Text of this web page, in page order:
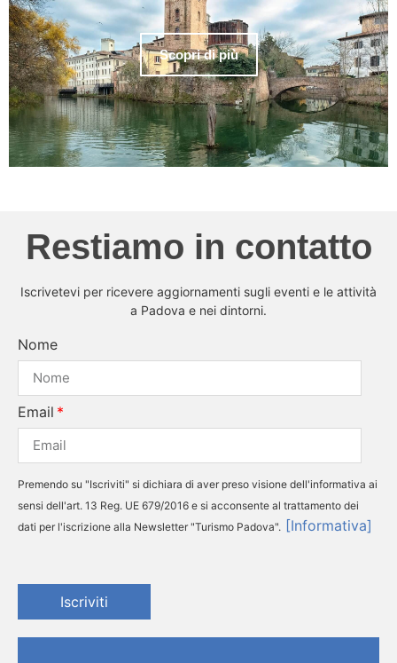
Scopri di più
Restiamo in contatto
Iscrivetevi per ricevere aggiornamenti sugli eventi e le attività
a Padova e nei dintorni.
Nome
Email
Premendo su "Iscriviti" si dichiara di aver preso visione dell'informativa ai
sensi dell'art. 13 Reg. UE 679/2016 e si acconsente al trattamento dei
dati per l'iscrizione alla Newsletter "Turismo Padova". [Informativa]
Iscriviti